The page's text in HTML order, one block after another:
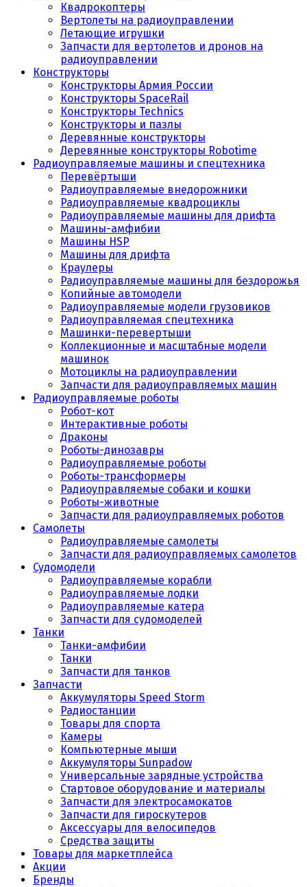
Квадрокоптеры
Вертолеты на радиоуправлении
Летающие игрушки
Запчасти для вертолетов и дронов на
радиоуправлении
Конструкторы
Конструкторы Армия России
Конструкторы SpaceRail
Конструкторы Technics
Конструкторы и пазлы
Деревянные конструкторы
Деревянные конструкторы Robotime
Радиоуправляемые машины и спецтехника
Перевёртыши
Радиоуправляемые внедорожники
Радиоуправляемые квадроциклы
Радиоуправляемые машины для дрифта
Машины-амфибии
Машины HSP
Машины для дрифта
Краулеры
Радиоуправляемые машины для бездорожья
Копийные автомодели
Радиоуправляемые модели грузовиков
Радиоуправляемая спецтехника
Машинки-перевертыши
Коллекционные и масштабные модели
машинок
Мотоциклы на радиоуправлении
Запчасти для радиоуправляемых машин
Радиоуправляемые роботы
Робот-кот
Интерактивные роботы
Драконы
Роботы-динозавры
Радиоуправляемые роботы
Роботы-трансформеры
Радиоуправляемые собаки и кошки
Роботы-животные
Запчасти для радиоуправляемых роботов
Самолеты
Радиоуправляемые самолеты
Запчасти для радиоуправляемых самолетов
Судомодели
Радиоуправляемые корабли
Радиоуправляемые лодки
Радиоуправляемые катера
Запчасти для судомоделей
Танки
Танки-амфибии
Танки
Запчасти для танков
Запчасти
Аккумуляторы Speed Storm
Радиостанции
Товары для спорта
Камеры
Компьютерные мыши
Аккумуляторы Sunpadow
Универсальные зарядные устройства
Стартовое оборудование и материалы
Запчасти для электросамокатов
Запчасти для гироскутеров
Аксессуары для велосипедов
Средства защиты
Товары для маркетплейса
Акции
Бренды